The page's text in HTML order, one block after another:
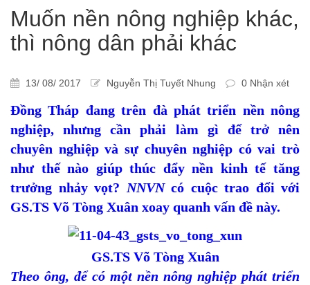
Muốn nền nông nghiệp khác,
thì nông dân phải khác
13/ 08/ 2017 Nguyễn Thị Tuyết Nhung 0 Nhận xét
Đồng Tháp đang trên đà phát triển nền nông
nghiệp, nhưng cần phải làm gì để trở nên
chuyên nghiệp và sự chuyên nghiệp có vai trò
như thế nào giúp thúc đẩy nền kinh tế tăng
trưởng nhảy vọt? NNVN có cuộc trao đổi với
GS.TS Võ Tòng Xuân xoay quanh vấn đề này.
GS.TS Võ Tòng Xuân
Theo ông, để có một nền nông nghiệp phát triển